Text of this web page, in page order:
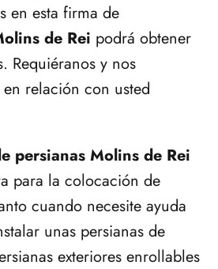
en esta firma de
de Rei podrá obtener
Requiéranos y nos
relación con usted
persianas Molins de Rei
para la colocación de
cuando necesite ayuda
unas persianas de
exteriores enrollables